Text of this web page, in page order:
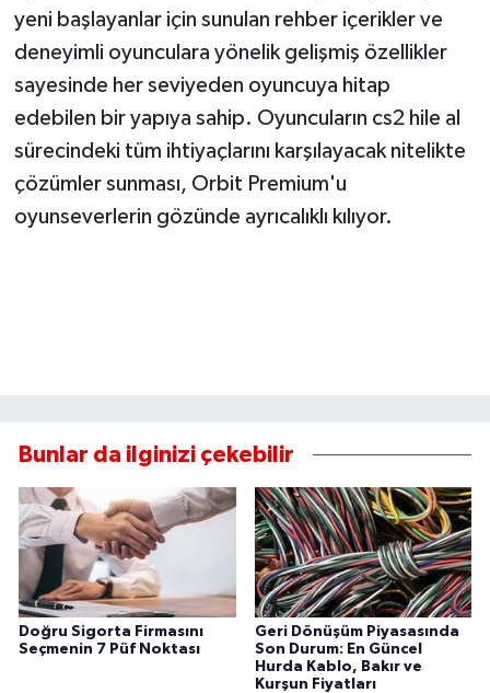
yeni başlayanlar için sunulan rehber içerikler ve
deneyimli oyunculara yönelik gelişmiş özellikler
sayesinde her seviyeden oyuncuya hitap
edebilen bir yapıya sahip. Oyuncuların cs2 hile al
sürecindeki tüm ihtiyaçlarını karşılayacak nitelikte
çözümler sunması, Orbit Premium'u
oyunseverlerin gözünde ayrıcalıklı kılıyor.
Bunlar da ilginizi çekebilir
Doğru Sigorta Firmasını
Seçmenin 7 Püf Noktası
Geri Dönüşüm Piyasasında
Son Durum: En Güncel
Hurda Kablo, Bakır ve
Kurşun Fiyatları